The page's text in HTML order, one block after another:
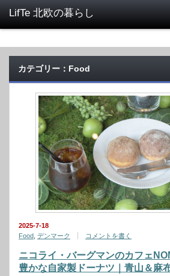
カテゴリー：Food
2025-7-18
Food デンマーク コメントを書く
ニコライ・バーグマンのカフェ
豊かな自家製ドーナツ｜青山＆麻